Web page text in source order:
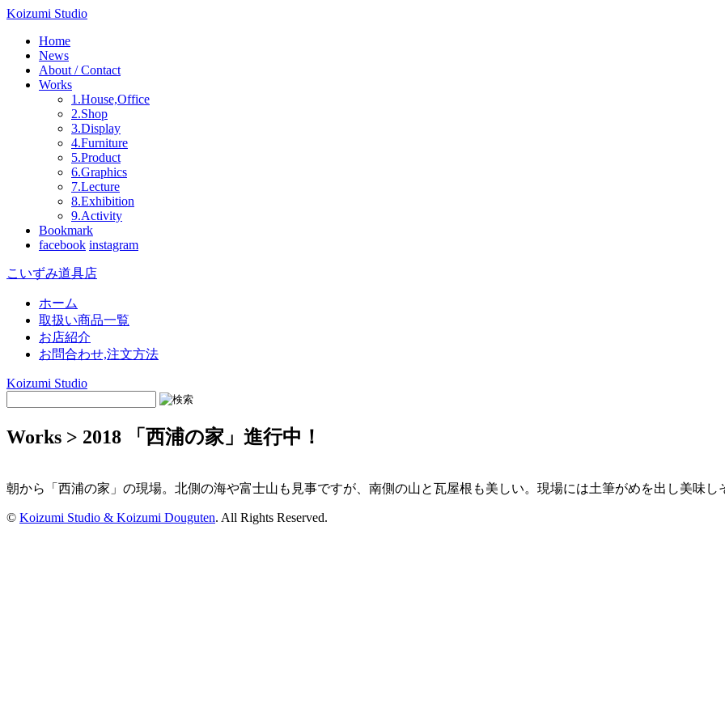
Koizumi Studio
Home
News
About / Contact
Works
1.House,Office
2.Shop
3.Display
4.Furniture
5.Product
6.Graphics
7.Lecture
8.Exhibition
9.Activity
Bookmark
facebook instagram
こいずみ道具店
ホーム
取扱い商品一覧
お店紹介
お問合わせ,注文方法
Koizumi Studio
Works > 2018 「西浦の家」進行中！
朝から「西浦の家」の現場。北側の海や富士山も見事ですが、南側の山と瓦屋根も美しい。現場には土筆がめを出し美味し
© Koizumi Studio & Koizumi Douguten. All Rights Reserved.